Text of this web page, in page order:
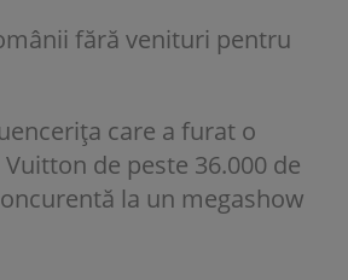
fără venituri pentru
care a furat o
de peste 36.000 de
la un megashow